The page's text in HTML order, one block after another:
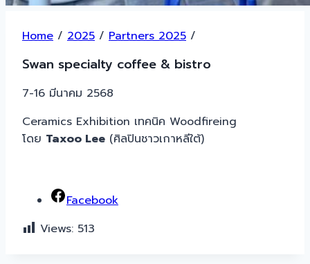
Home / 2025 / Partners 2025 /
Swan specialty coffee & bistro
7-16 มีนาคม 2568
Ceramics Exhibition เทคนิค Woodfireing
โดย Taxoo Lee (ศิลปินชาวเกาหลีใต้)
Facebook
Views: 513